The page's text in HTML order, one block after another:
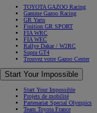
TOYOTA GAZOO Racing
Gamme Gazoo Racing
GR Yaris
Finition GR SPORT
FIA WRC
FIA WEC
Rallye Dakar / W2RC
Supra GT4
Trouvez votre Gazoo Center
Start Your Impossible
Start Your Impossible
Projets de mobilité
Partenariat Special Olympics
Team Toyota France